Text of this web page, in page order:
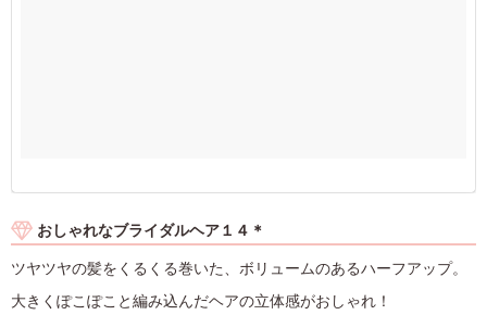
おしゃれなブライダルヘア１４＊
ツヤツヤの髪をくるくる巻いた、ボリュームのあるハーフアップ。
大きくぽこぽこと編み込んだヘアの立体感がおしゃれ！